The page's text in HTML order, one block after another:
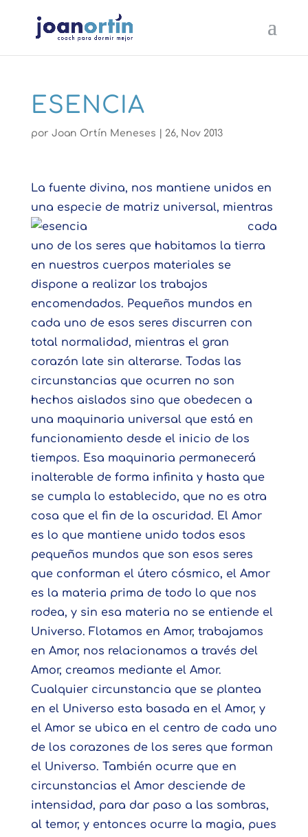
ESENCIA
por Joan Ortín Meneses 26, Nov 2013
La fuente divina, nos mantiene unidos en
una especie de matriz universal, mientras
cada
uno de los seres que habitamos la tierra
en nuestros cuerpos materiales se
dispone a realizar los trabajos
encomendados. Pequeños mundos en
cada uno de esos seres discurren con
total normalidad, mientras el gran
corazón late sin alterarse. Todas las
circunstancias que ocurren no son
hechos aislados sino que obedecen a
una maquinaria universal que está en
funcionamiento desde el inicio de los
tiempos. Esa maquinaria permanecerá
inalterable de forma infinita y hasta que
se cumpla lo establecido, que no es otra
cosa que el fin de la oscuridad. El Amor
es lo que mantiene unido todos esos
pequeños mundos que son esos seres
que conforman el útero cósmico, el Amor
es la materia prima de todo lo que nos
rodea, y sin esa materia no se entiende el
Universo. Flotamos en Amor, trabajamos
en Amor, nos relacionamos a través del
Amor, creamos mediante el Amor.
Cualquier circunstancia que se plantea
en el Universo esta basada en el Amor, y
el Amor se ubica en el centro de cada uno
de los corazones de los seres que forman
el Universo. También ocurre que en
circunstancias el Amor desciende de
intensidad, para dar paso a las sombras,
al temor, y entonces ocurre la magia, pues